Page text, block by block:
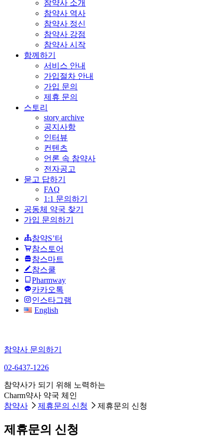
참약사 소개
참약사 역사
참약사 정신
참약사 강점
참약사 시작
함께하기
서비스 안내
가입절차 안내
가입 문의
제휴 문의
스토리
story archive
공지사항
인터뷰
컨텐츠
언론 속 참약사
전자공고
묻고 답하기
FAQ
1:1 문의하기
공동체 약국 찾기
가입 문의하기
참약S’터
참스토어
참스마트
참스쿨
Pharmway
카카오톡
인스타그램
English
참약사 문의하기
02-6437-1226
참약사가 되기 위해 노력하는
Charm약사 약국 체인
참약사
제휴문의 신청 제휴문의 신청
제휴문의 신청